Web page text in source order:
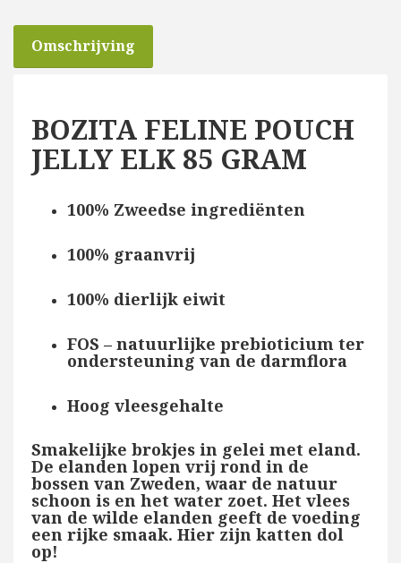
Omschrijving
BOZITA FELINE POUCH
JELLY ELK 85 GRAM
100% Zweedse ingrediënten
100% graanvrij
100% dierlijk eiwit
FOS – natuurlijke prebioticium ter
ondersteuning van de darmflora
Hoog vleesgehalte
Smakelijke brokjes in gelei met eland.
De elanden lopen vrij rond in de
bossen van Zweden, waar de natuur
schoon is en het water zoet. Het vlees
van de wilde elanden geeft de voeding
een rijke smaak. Hier zijn katten dol
op!